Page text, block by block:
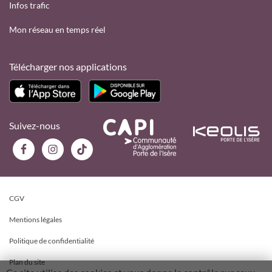
Infos trafic
Mon réseau en temps réel
Télécharger nos applications
Suivez-nous
CGV
Mentions légales
Politique de confidentialité
Plan du site